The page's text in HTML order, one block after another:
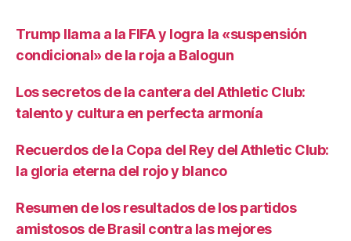
Trump llama a la FIFA y logra la «suspensión
condicional» de la roja a Balogun
Los secretos de la cantera del Athletic Club:
talento y cultura en perfecta armonía
Recuerdos de la Copa del Rey del Athletic Club:
la gloria eterna del rojo y blanco
Resumen de los resultados de los partidos
amistosos de Brasil contra las mejores